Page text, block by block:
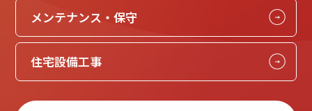
メンテナンス・保守
住宅設備工事